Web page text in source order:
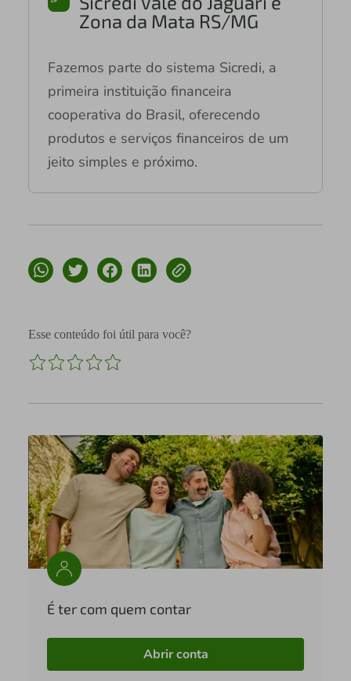
Zona da Mata RS/MG
Fazemos parte do sistema Sicredi, a
primeira instituição financeira
cooperativa do Brasil, oferecendo
produtos e serviços financeiros de um
jeito simples e próximo.
Esse conteúdo foi útil para você?
É ter com quem contar
Abrir conta